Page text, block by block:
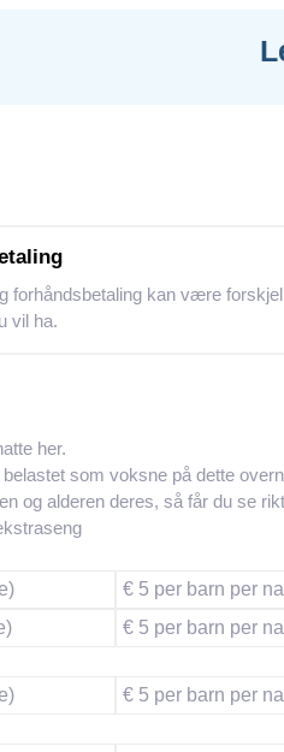
forhåndsbetaling kan være
vil ha.
her.
som voksne på dette
og alderen deres, så får du se
€ 5 per barn per
€ 5 per barn per
€ 5 per barn per